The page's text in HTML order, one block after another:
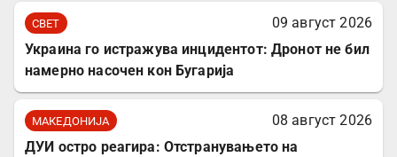
СВЕТ
09 август 2026
Украина го истражува инцидентот: Дронот не бил
намерно насочен кон Бугарија
МАКЕДОНИЈА
08 август 2026
ДУИ остро реагира: Отстранувањето на